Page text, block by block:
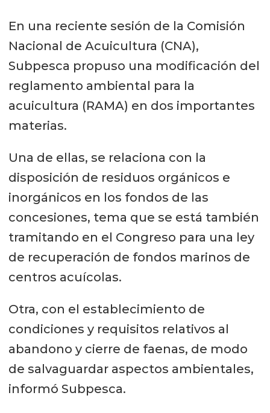
En una reciente sesión de la Comisión
Nacional de Acuicultura (CNA),
Subpesca propuso una modificación del
reglamento ambiental para la
acuicultura (RAMA) en dos importantes
materias.
Una de ellas, se relaciona con la
disposición de residuos orgánicos e
inorgánicos en los fondos de las
concesiones, tema que se está también
tramitando en el Congreso para una ley
de recuperación de fondos marinos de
centros acuícolas.
Otra, con el establecimiento de
condiciones y requisitos relativos al
abandono y cierre de faenas, de modo
de salvaguardar aspectos ambientales,
informó Subpesca.